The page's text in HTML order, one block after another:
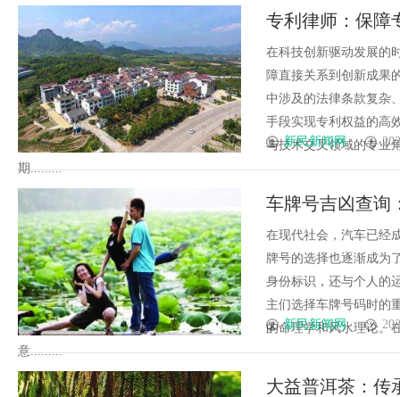
专利律师：保障
在科技创新驱动发展的
障直接关系到创新成果
中涉及的法律条款复杂
手段实现专利权益的高
与技术交叉领域的专业
期.........
新民新闻网
车牌号吉凶查询
在现代社会，汽车已经
牌号的选择也逐渐成为
身份标识，还与个人的
主们选择车牌号码时的
的命理学和风水理论。
意.........
新民新闻网
大益普洱茶：传